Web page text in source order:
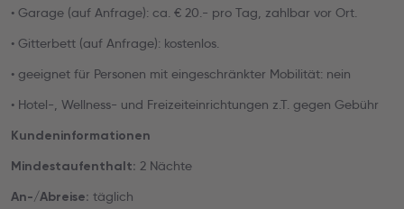
• Garage (auf Anfrage): ca. € 20.- pro Tag, zahlbar vor Ort.
• Gitterbett (auf Anfrage): kostenlos.
• geeignet für Personen mit eingeschränkter Mobilität: nein
• Hotel-, Wellness- und Freizeiteinrichtungen z.T. gegen Gebühr
Kundeninformationen
Mindestaufenthalt: 2 Nächte
An-/Abreise: täglich